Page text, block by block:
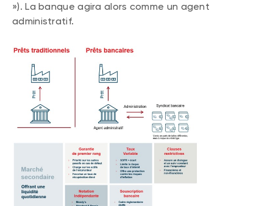
Fonds équilibré
Revenu fixe
Alternatif
»). La banque agira alors comme un agent
administratif.